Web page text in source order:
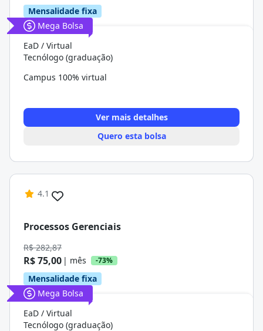
Mensalidade fixa
Mega Bolsa
EaD / Virtual
Tecnólogo (graduação)
Campus 100% virtual
Ver mais detalhes
Quero esta bolsa
4.1
Processos Gerenciais
R$ 282,87
R$ 75,00 | mês -73%
Mensalidade fixa
Mega Bolsa
EaD / Virtual
Tecnólogo (graduação)